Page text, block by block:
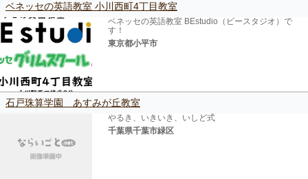
ベネッセの英語教室 小川西町4丁目教室
ベネッセの英語教室 BEstudio（ビースタジオ）で
す！
東京都小平市
石戸珠算学園 あすみが丘教室
やるき、いきいき、いしど式
千葉県千葉市緑区